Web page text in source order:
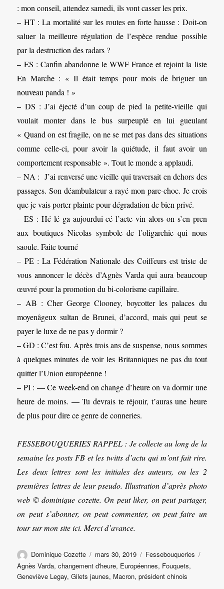
: mon conseil, attendez samedi, ils vont casser les prix.
– HT : La mortalité sur les routes en forte hausse : Doit-on
saluer la meilleure régulation de l’espèce rendue possible
par la destruction des radars ?
– ES : Canfin abandonne le WWF France et rejoint la liste
En Marche : « Il était temps pour mois de briguer un
nouveau panda ! »
– DS : J’ai éjecté d’un coup de pied la petite-vieille qui
voulait monter dans le bus surpeuplé en lui gueulant
« Quand on est fragile, on ne se met pas dans des situations
comme celle-ci, pour avoir la quiétude, il faut avoir un
comportement responsable ». Tout le monde a applaudi.
– NA : J’ai renversé une vieille qui traversait en dehors des
passages. Son déambulateur a rayé mon pare-choc. Je crois
que je vais porter plainte pour dégradation de bien privé.
– ES : Hé lé ga aujourdui cé l’acte vin alors on s’en pren
aux boutiques Nicolas symbole de l’oligarchie qui nous
saoule. Faite tourné
– PE : La Fédération Nationale des Coiffeurs est triste de
vous annoncer le décès d’Agnès Varda qui aura beaucoup
œuvré pour la promotion du bi-colorisme capillaire.
– AB : Cher George Clooney, boycotter les palaces du
moyenâgeux sultan de Brunei, d’accord, mais qui peut se
payer le luxe de ne pas y dormir ?
– GD : C’est fou. Après trois ans de suspense, nous sommes
à quelques minutes de voir les Britanniques ne pas du tout
quitter l’Union européenne !
– PI : — Ce week-end on change d’heure on va dormir une
heure de moins. — Tu devrais te réjouir, t’auras une heure
de plus pour dire ce genre de conneries.
FESSEBOUQUERIES RAPPEL : Je collecte au long de la
semaine les posts FB et les twitts d’actu qui m’ont fait rire.
Les deux lettres sont les initiales des auteurs, ou les 2
premières lettres de leur pseudo. Illustration d’après photo
web © dominique cozette. On peut liker, on peut partager,
on peut s’abonner, on peut commenter, on peut faire un
tour sur mon site ici. Merci d’avance.
Auteur
Dominique Cozette
Publié
le
mars 30, 2019 Catégories
Fessebouqueries
Agnès Varda,changement d'heure, Européennes, Fouquets,
Geneviève Legay,Gilets jaunes, Macron,président chinois